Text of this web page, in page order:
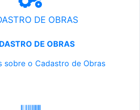
DE OBRAS
DE OBRAS
sobre o Cadastro de Obras